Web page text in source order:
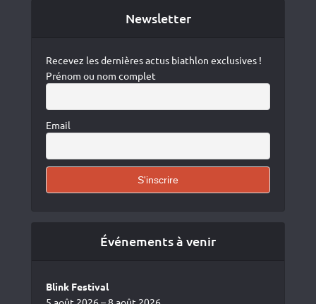
Newsletter
Recevez les dernières actus biathlon exclusives !
Prénom ou nom complet
Email
Événements à venir
Blink Festival